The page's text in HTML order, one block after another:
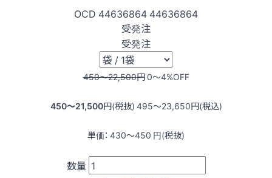
OCD 44636864 44636864
受発注
受発注
450〜22,500円0〜4%OFF
450〜21,500円(税抜) 495〜23,650円(税込)
単価： 430〜450 円(税抜)
数量